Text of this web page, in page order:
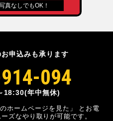
真なしでもOK！
申込みも承ります
094
18:30(年中無休)
ホームページを見た」
とお電
ズなやり取りが可能です。